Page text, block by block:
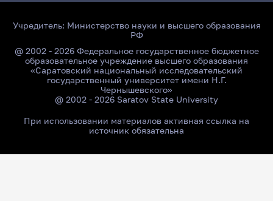
Учредитель: Министерство науки и высшего образования
РФ
@ 2002 - 2026 Федеральное государственное бюджетное
образовательное учреждение высшего образования
«Саратовский национальный исследовательский
государственный университет имени Н.Г.
Чернышевского»
@ 2002 - 2026 Saratov State University
При использовании материалов активная ссылка на
источник обязательна